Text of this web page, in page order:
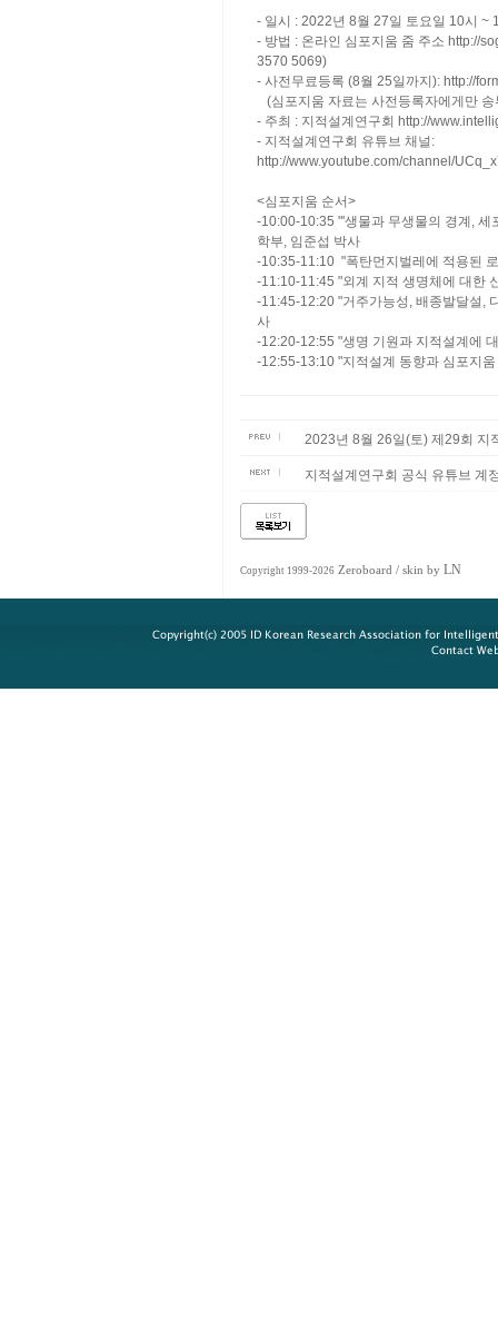
- 일시 : 2022년 8월 27일 토요일 10시 ~
- 방법 : 온라인 심포지움 줌 주소 http://
3570 5069)
- 사전무료등록 (8월 25일까지): http://
(심포지움 자료는 사전등록자에게만 송
- 주최 : 지적설계연구회 http://
- 지적설계연구회 유튜브 채널:
http://www.youtube.com/channel/
<심포지움 순서>
-10:00-10:35 "'생물과 무생물의 경계,
학부, 임준섭 박사
-10:35-11:10 "폭탄먼지벌레에 적용된
-11:10-11:45 "외계 지적 생명체에 대한
-11:45-12:20 "거주가능성, 배종발달설,
사
-12:20-12:55 "생명 기원과 지적설계에
-12:55-13:10 "지적설계 동향과 심포지
2023년 8월 26일(토) 제29회 지
지적설계연구회 공식 유튜브 계
Copyright 1999-2026 Zeroboard / skin by LN